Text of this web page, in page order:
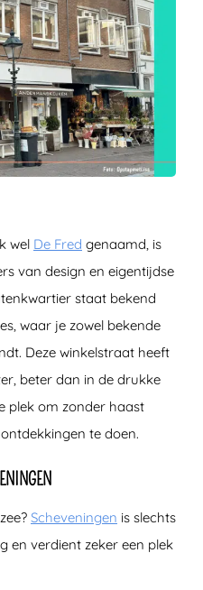
wel De Fred genaamd, is
van design en eigentijdse
staat bekend
waar je zowel bekende
Deze winkelstraat heeft
beter dan in de drukke
plek om zonder haast
te doen.
Scheveningen is slechts
en verdient zeker een plek